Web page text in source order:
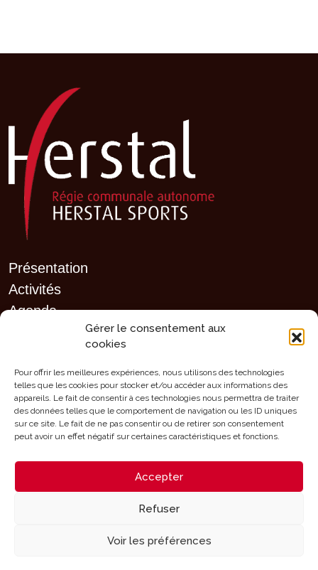
Gérer le consentement aux
cookies
Pour offrir les meilleures expériences, nous utilisons des technologies
telles que les cookies pour stocker et/ou accéder aux informations des
appareils. Le fait de consentir à ces technologies nous permettra de traiter
des données telles que le comportement de navigation ou les ID uniques
sur ce site. Le fait de ne pas consentir ou de retirer son consentement
peut avoir un effet négatif sur certaines caractéristiques et fonctions.
Accepter
Refuser
Voir les préférences
Présentation
Activités
Agenda
Clubs sportifs
Mérites
Aides
Contact
Mentions légales - Configuration des cookies
Designed and Developed with